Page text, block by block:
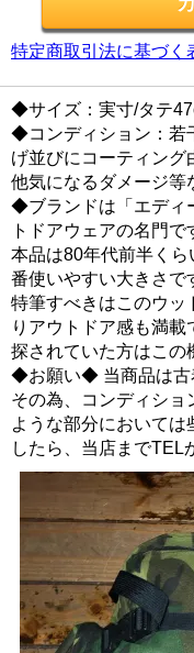
特定商取引法に基づく
◆サイズ：実寸/タテ
◆コンディション：若
げ並びにコーティン
他気になるダメージ等
◆ブランドは「エディ
トドアウェアの名門で
本品は80年代前半く
番使いやすい大きさで
特筆すべきはこのウッ
りアウトドア感も満載
探されていた方はこの
◆お願い◆ 当商品は古
その為、コンディショ
ような部分においては
したら、当店までTEL